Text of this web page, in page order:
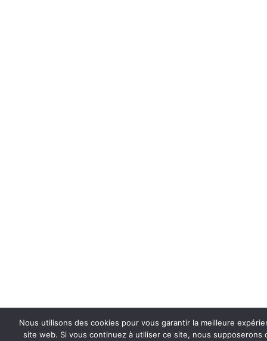
Nous utilisons des cookies pour vous garantir la meilleure
site web. Si vous continuez à utiliser ce site, nous supposerons